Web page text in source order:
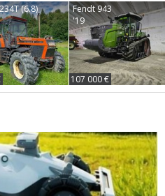
(6.8)
Fendt 943
'19
107 000 €